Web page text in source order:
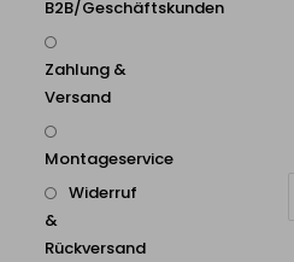
B2B/Geschäftskunden
Zahlung &
Versand
Montageservice
Widerruf
&
Rückversand